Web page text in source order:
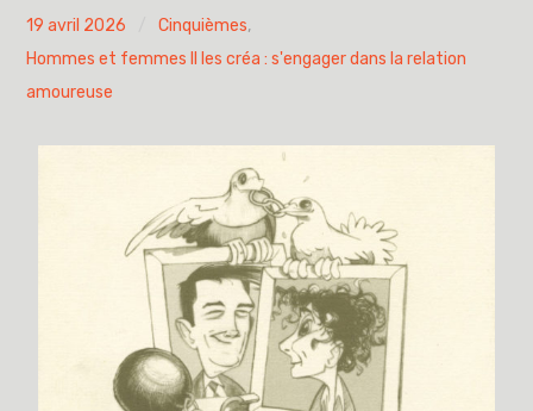
Pourquoi des lois
Éducation à la philosophie et à la citoyenneté
PY
H
19 avril 2026 Cinquièmes,
Hommes et femmes Il les créa : s'engager dans la relation
amoureuse